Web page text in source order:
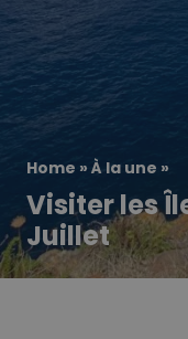
Home » À la une »
Visiter les
Juillet